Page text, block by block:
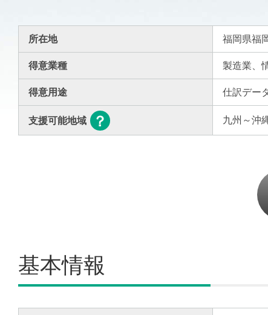
所在地 福岡県福
得意業種 製造業、
得意用途 仕訳デー
支援可能地域 九州～沖
基本情報